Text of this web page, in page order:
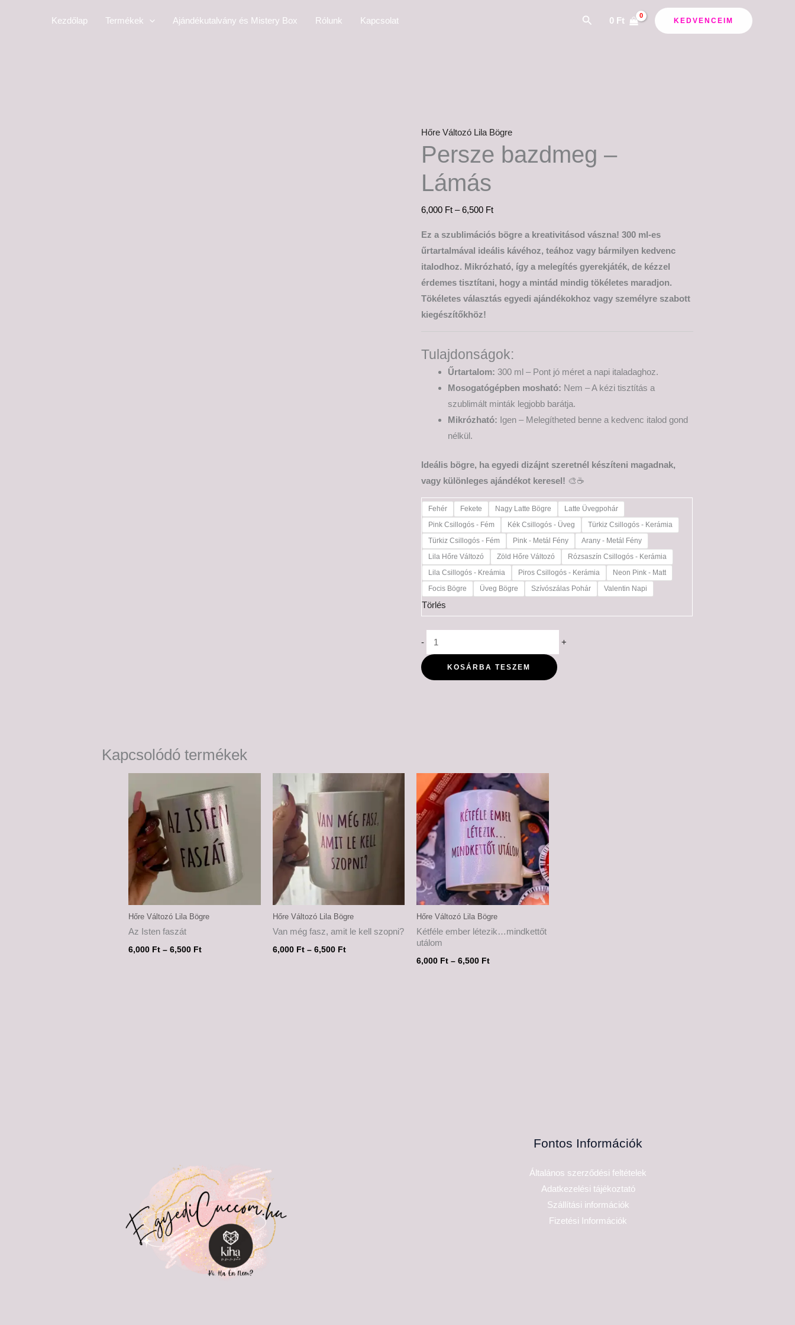
Kezdőlap Termékek Ajándékutalvány és Mistery Box Rólunk Kapcsolat Search
0 Ft KEDVENCEIM
Hőre Változó Lila Bögre
Persze bazdmeg –
Lámás
6,000 Ft – 6,500 Ft
Ez a szublimációs bögre a kreativitásod vászna! 300 ml-es
űrtartalmával ideális kávéhoz, teához vagy bármilyen kedvenc
italodhoz. Mikrózható, így a melegítés gyerekjáték, de kézzel
érdemes tisztítani, hogy a mintád mindig tökéletes maradjon.
Tökéletes választás egyedi ajándékokhoz vagy személyre szabott
kiegészítőkhöz!
Tulajdonságok:
Űrtartalom: 300 ml – Pont jó méret a napi italadaghoz.
Mosogatógépben mosható: Nem – A kézi tisztítás a
szublimált minták legjobb barátja.
Mikrózható: Igen – Melegítheted benne a kedvenc italod gond
nélkül.
Ideális bögre, ha egyedi dizájnt szeretnél készíteni magadnak,
vagy különleges ajándékot keresel! 🎨☕
Fehér Fekete Nagy Latte Bögre
Latte Üvegpohár
Pink Csillogós - Fém
Kék Csillogós - Üveg
Türkiz Csillogós - Kerámia
Türkiz Csillogós - Fém
Pink - Metál Fény
Arany - Metál Fény
Lila Hőre Változó
Zöld Hőre Változó
Rózsaszín Csillogós - Kerámia
Lila Csillogós - Kreámia
Piros Csillogós - Kerámia
Neon Pink - Matt
Focis Bögre
Üveg Bögre Szívószálas Pohár Valentin Napi
Törlés
- +
KOSÁRBA TESZEM
Kapcsolódó termékek
Hőre Változó Lila Bögre
Az Isten faszát
6,000 Ft – 6,500 Ft
-
6,500 Ft
Hőre Változó Lila Bögre
Van még fasz, amit le kell szopni?
6,000 Ft – 6,500 Ft
Hőre Változó Lila Bögre
Kétféle ember létezik…mindkettőt
utálom
6,000 Ft – 6,500 Ft
6,000 Ft
-
6,500 Ft
Fontos Információk
Általános szerződési feltételek
Adatkezelési tájékoztató
Szállítási információk
Fizetési Információk